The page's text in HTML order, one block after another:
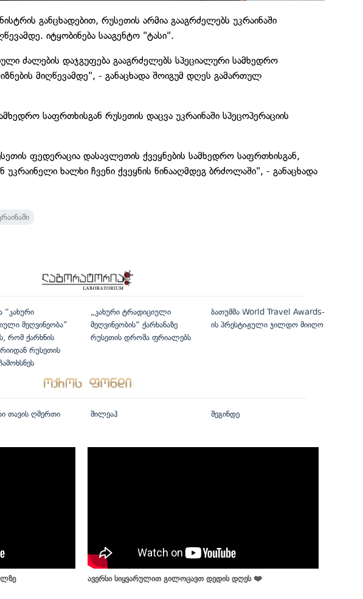
განცხადებით, რუსეთის არმია გააგრძელებს უკრაინაში
იტყობინება სააგენტო "ტასი".
ძალების დაჯგუფება გააგრძელებს სპეციალური სამხედრო
მიღწევამდე", - განაცხადა შოიგუმ დღეს გამართულ
საფრთხისგან რუსეთის დაცვა უკრაინაში სპეცოპერაციის
ფედერაცია დასავლეთის ქვეყნების სამხედრო საფრთხისგან,
ხალხი ჩვენი ქვეყნის წინააღმდეგ ბრძოლაში", - განაცხადა
“კახური
მეღვინეობა”
რომ ქარხნის
რუსეთის
„კახური ტრადიციული
მეღვინეობის“ ქარხანაზე
რუსეთის დროშა ფრიალებს
ბათუმმა World Travel Awards-
ის პრესტიჟული ჯილდო მიიღო
თავის ღმერთი შილეაჰ შეგინდე
ავერსი სიყვარულით გილოცავთ დედის დღეს ❤️